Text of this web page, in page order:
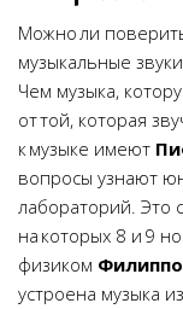
Можно ли
музыкальные
Чем музыка,
от той, которая
к музыке имеют
вопросы узнают
лабораторий. Это
на которых 8 и 9
физиком
устроена музыка